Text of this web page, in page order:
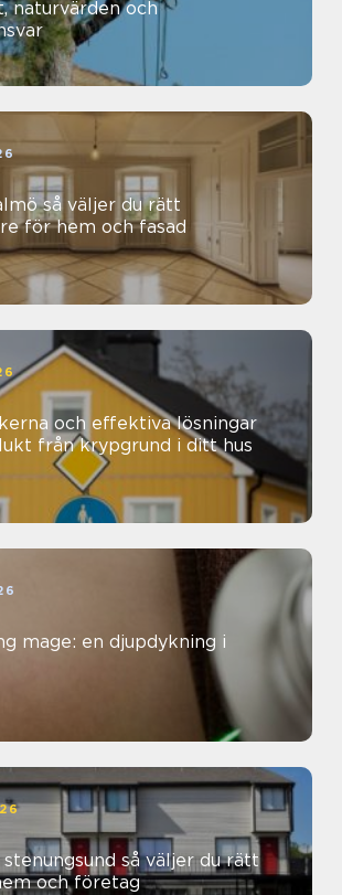
naturvärden och
du rätt
för hem och fasad
och effektiva lösningar
från krypgrund i ditt hus
mage: en djupdykning i
så väljer du rätt
och företag